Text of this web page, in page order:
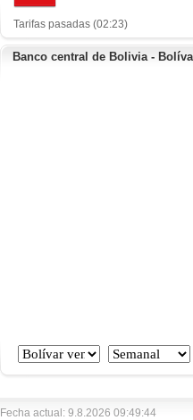
Tarifas pasadas (02:23)
Banco central de Bolivia -
Fecha actual: 9.8.2026 09:49:44